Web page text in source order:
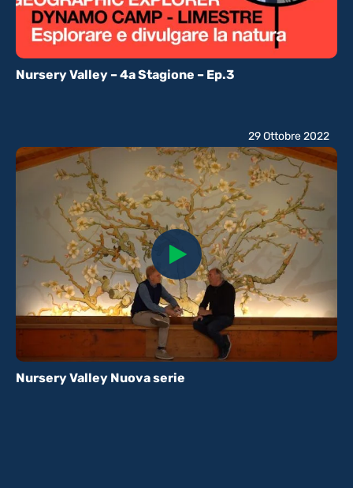
Nursery Valley – 4a Stagione – Ep.3
Nursery Valley Nuova serie
29 Ottobre 2022